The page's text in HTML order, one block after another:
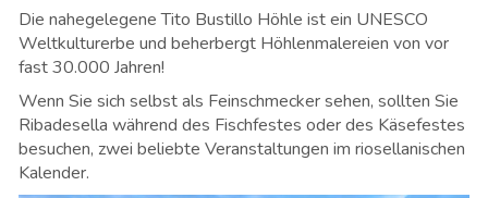
Die nahegelegene Tito Bustillo Höhle ist ein UNESCO
Weltkulturerbe und beherbergt Höhlenmalereien von vor
fast 30.000 Jahren!
Wenn Sie sich selbst als Feinschmecker sehen, sollten Sie
Ribadesella während des Fischfestes oder des Käsefestes
besuchen, zwei beliebte Veranstaltungen im riosellanischen
Kalender.